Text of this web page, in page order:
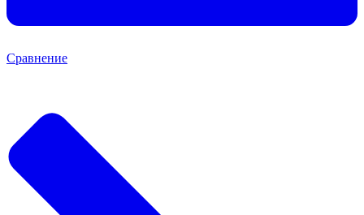
Сравнение